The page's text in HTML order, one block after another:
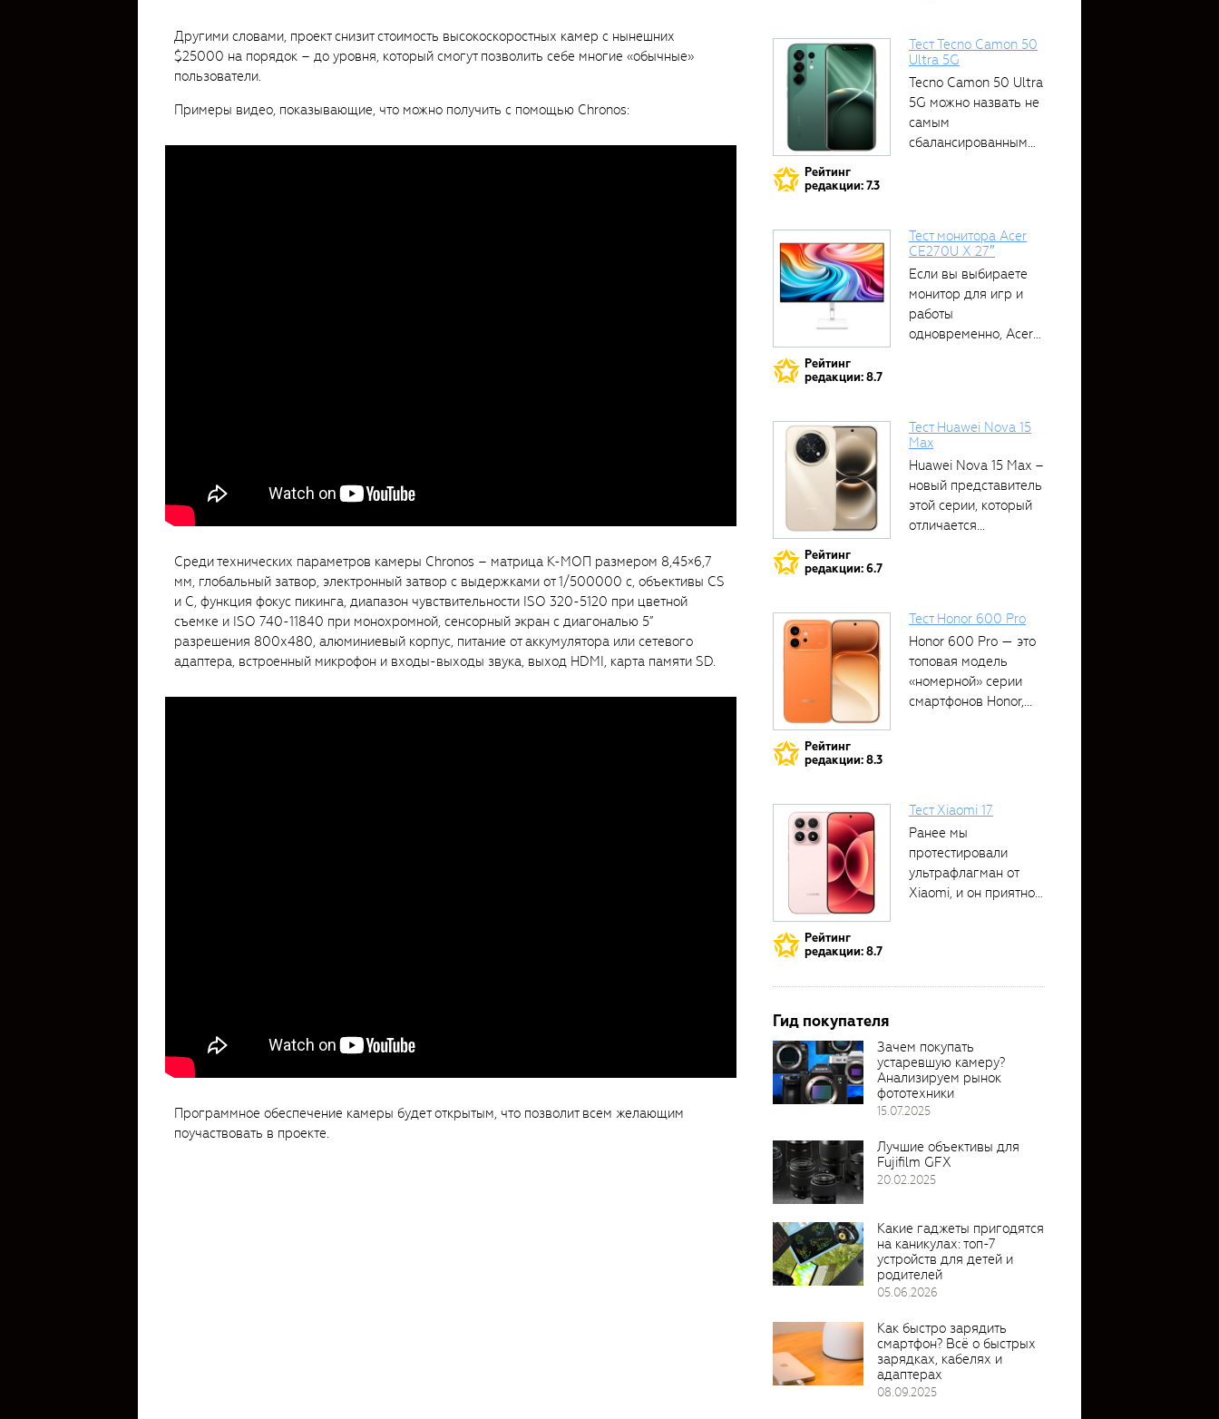
Другими словами, проект снизит стоимость высокоскоростных камер с нынешних
$25000 на порядок – до уровня, который смогут позволить себе многие «обычные»
пользователи.
Примеры видео, показывающие, что можно получить с помощью Chronos:
Среди технических параметров камеры Chronos – матрица К-МОП размером 8,45×6,7
мм, глобальный затвор, электронный затвор с выдержками от 1/500000 с, объективы CS
и C, функция фокус пикинга, диапазон чувствительности ISO 320-5120 при цветной
съемке и ISO 740-11840 при монохромной, сенсорный экран с диагональю 5”
разрешения 800х480, алюминиевый корпус, питание от аккумулятора или сетевого
адаптера, встроенный микрофон и входы-выходы звука, выход HDMI, карта памяти SD.
Программное обеспечение камеры будет открытым, что позволит всем желающим
поучаствовать в проекте.
Рейтинг
редакции: 7.3
Тест Tecno Camon 50
Ultra 5G
Tecno Camon 50 Ultra
5G можно назвать не
самым
сбалансированным
Рейтинг
редакции: 8.7
Тест монитора Acer
CE270U X 27″
Если вы выбираете
монитор для игр и
работы
одновременно, Acer
Рейтинг
редакции: 6.7
Тест Huawei Nova 15
Max
Huawei Nova 15 Max –
новый представитель
этой серии, который
отличается...
Рейтинг
редакции: 8.3
Тест Honor 600 Pro
Honor 600 Pro — это
топовая модель
«номерной» серии
смартфонов Honor,...
Рейтинг
редакции: 8.7
Тест Xiaomi 17
Ранее мы
протестировали
ультрафлагман от
Xiaomi, и он приятно
Гид покупателя
Зачем покупать
устаревшую камеру?
Анализируем рынок
фототехники
15.07.2025
Лучшие объективы для
Fujifilm GFX
20.02.2025
Какие гаджеты пригодятся
на каникулах: топ-7
устройств для детей и
родителей
05.06.2026
Как быстро зарядить
смартфон? Всё о быстрых
зарядках, кабелях и
адаптерах
08.09.2025